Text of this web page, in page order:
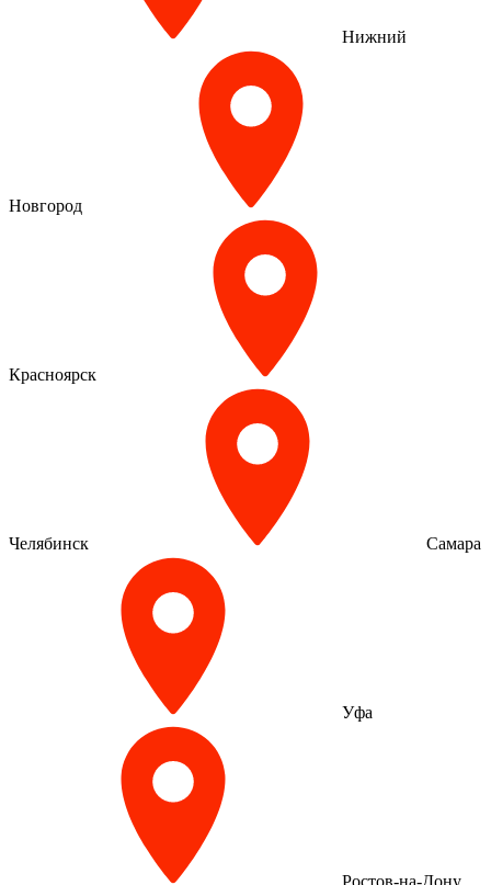
Нижний
Новгород
Красноярск
Челябинск Самара
Уфа
Ростов-на-Дону